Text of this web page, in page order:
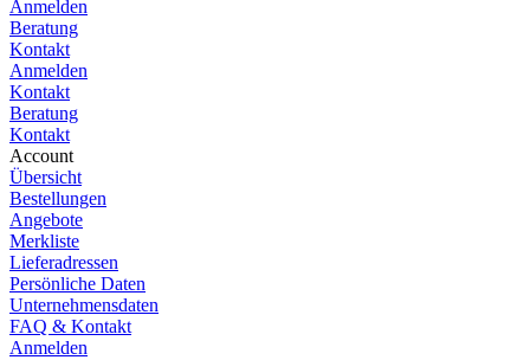
Anmelden
Beratung
Kontakt
Anmelden
Kontakt
Beratung
Kontakt
Account
Übersicht
Bestellungen
Angebote
Merkliste
Lieferadressen
Persönliche Daten
Unternehmensdaten
FAQ & Kontakt
Anmelden